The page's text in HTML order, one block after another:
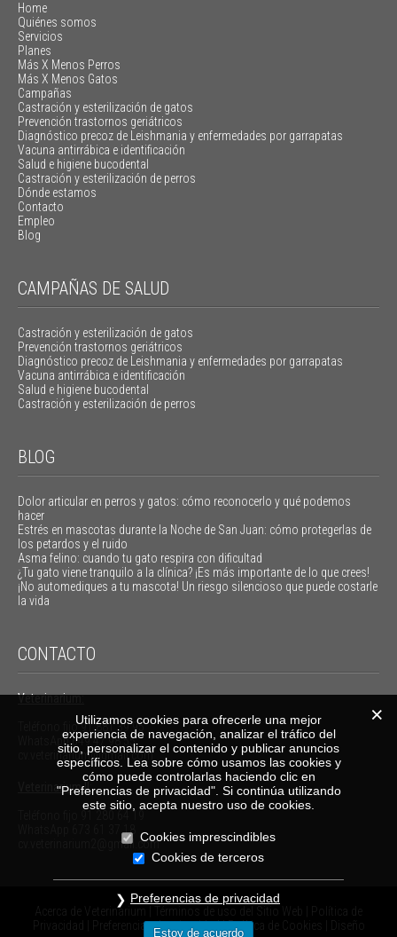
Home
Quiénes somos
Servicios
Planes
Más X Menos Perros
Más X Menos Gatos
Campañas
Castración y esterilización de gatos
Prevención trastornos geriátricos
Diagnóstico precoz de Leishmania y enfermedades por garrapatas
Vacuna antirrábica e identificación
Salud e higiene bucodental
Castración y esterilización de perros
Dónde estamos
Contacto
Empleo
Blog
CAMPAÑAS DE SALUD
Castración y esterilización de gatos
Prevención trastornos geriátricos
Diagnóstico precoz de Leishmania y enfermedades por garrapatas
Vacuna antirrábica e identificación
Salud e higiene bucodental
Castración y esterilización de perros
BLOG
Dolor articular en perros y gatos: cómo reconocerlo y qué podemos
hacer
Estrés en mascotas durante la Noche de San Juan: cómo protegerlas de
los petardos y el ruido
Asma felino: cuando tu gato respira con dificultad
¿Tu gato viene tranquilo a la clínica? ¡Es más importante de lo que crees!
¡No automediques a tu mascota! Un riesgo silencioso que puede costarle
la vida
CONTACTO
Veterinarium:
Teléfono fijo91 881 39 95
WhatsApp649 47 98 55
cv.veterinarium@gmail.com
Veterinarium II:
91 280 64 19
673 61 37 18
cv.veterinarium2@gmail.com
Acerca de Veterinarium Términos de uso del Sitio Web
Política de
Privacidad
Preferencias de privacidad|Política de Cookies
Diseño
Utilizamos cookies para ofrecerle una mejor
experiencia de navegación, analizar el tráfico del
sitio, personalizar el contenido y publicar anuncios
específicos. Lea sobre cómo usamos las cookies y
cómo puede controlarlas haciendo clic en
"Preferencias de privacidad". Si continúa utilizando
este sitio, acepta nuestro uso de cookies.
Cookies imprescindibles
Cookies de terceros
Preferencias de privacidad
Estoy de acuerdo